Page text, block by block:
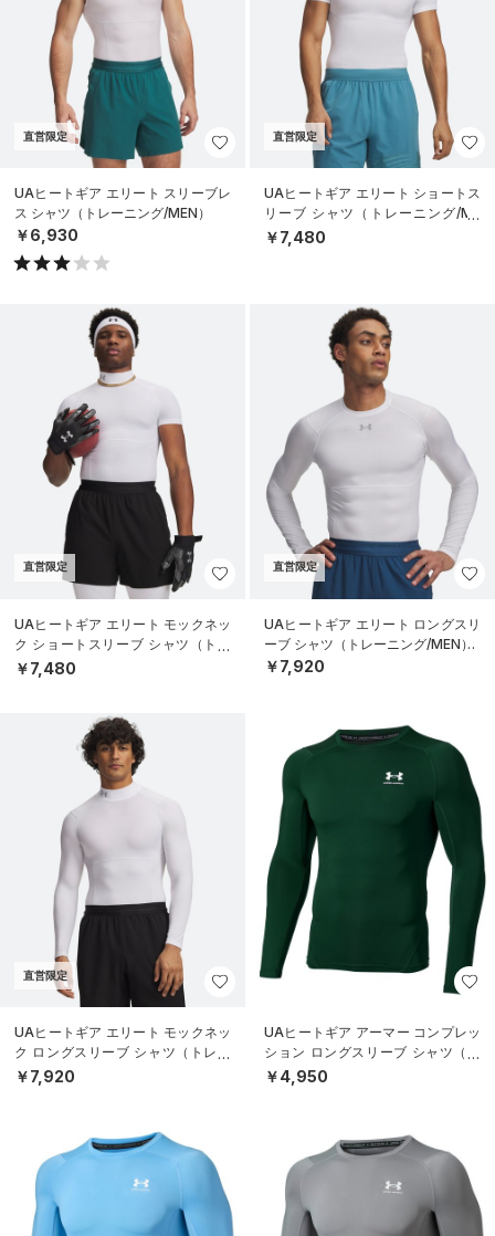
直営限定
UAヒートギア エリート スリーブレ
ス シャツ（トレーニング/MEN）
￥6,930
直営限定
UAヒートギア エリート ショートス
リーブ シャツ（トレーニング/ME
N）
￥7,480
直営限定
UAヒートギア エリート モックネッ
ク ショートスリーブ シャツ（トレ
ーニング/MEN）
￥7,480
直営限定
UAヒートギア エリート ロングスリ
ーブ シャツ（トレーニング/MEN）
￥7,920
直営限定
UAヒートギア エリート モックネッ
ク ロングスリーブ シャツ（トレー
ニング/MEN）
￥7,920
UAヒートギア アーマー コンプレッ
ション ロングスリーブ シャツ（ト
レーニング/MEN）
￥4,950